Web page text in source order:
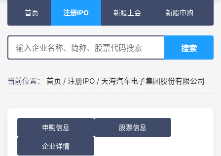
首页 注册IPO 新股上会 新股申购
搜索
当前位置： 首页 / 注册IPO / 天海汽车电子集团股份有限公司
申购信息 股票信息
企业详情